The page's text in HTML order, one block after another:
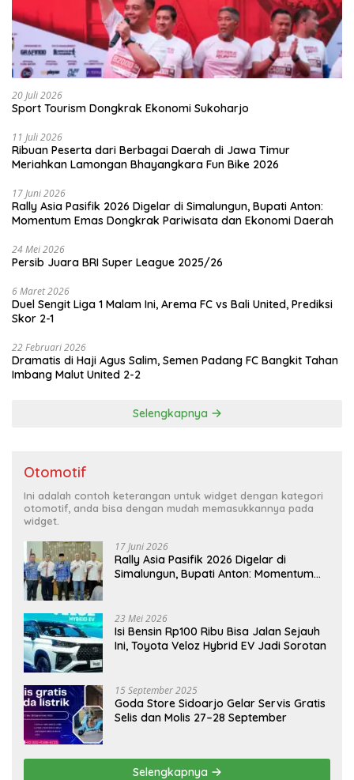
20 Juli 2026
Sport Tourism Dongkrak Ekonomi Sukoharjo
11 Juli 2026
Ribuan Peserta dari Berbagai Daerah di Jawa Timur
Meriahkan Lamongan Bhayangkara Fun Bike 2026
17 Juni 2026
Rally Asia Pasifik 2026 Digelar di Simalungun, Bupati Anton:
Momentum Emas Dongkrak Pariwisata dan Ekonomi Daerah
24 Mei 2026
Persib Juara BRI Super League 2025/26
6 Maret 2026
Duel Sengit Liga 1 Malam Ini, Arema FC vs Bali United, Prediksi
Skor 2-1
22 Februari 2026
Dramatis di Haji Agus Salim, Semen Padang FC Bangkit Tahan
Imbang Malut United 2-2
Selengkapnya
Otomotif
Ini adalah contoh keterangan untuk widget dengan kategori
otomotif, anda bisa dengan mudah memasukkannya pada
widget.
17 Juni 2026
Rally Asia Pasifik 2026 Digelar di
Simalungun, Bupati Anton: Momentum
23 Mei 2026
Isi Bensin Rp100 Ribu Bisa Jalan Sejauh
Ini, Toyota Veloz Hybrid EV Jadi Sorotan
15 September 2025
Goda Store Sidoarjo Gelar Servis Gratis
Selis dan Molis 27–28 September
Selengkapnya